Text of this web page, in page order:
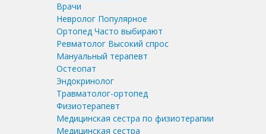
Врачи
Невролог Популярное
Ортопед Часто выбирают
Ревматолог Высокий спрос
Мануальный терапевт
Остеопат
Эндокринолог
Травматолог-ортопед
Физиотерапевт
Медицинская сестра по физиотерапии
Медицинская сестра